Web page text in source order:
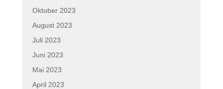
Oktober 2023
August 2023
Juli 2023
Juni 2023
Mai 2023
April 2023